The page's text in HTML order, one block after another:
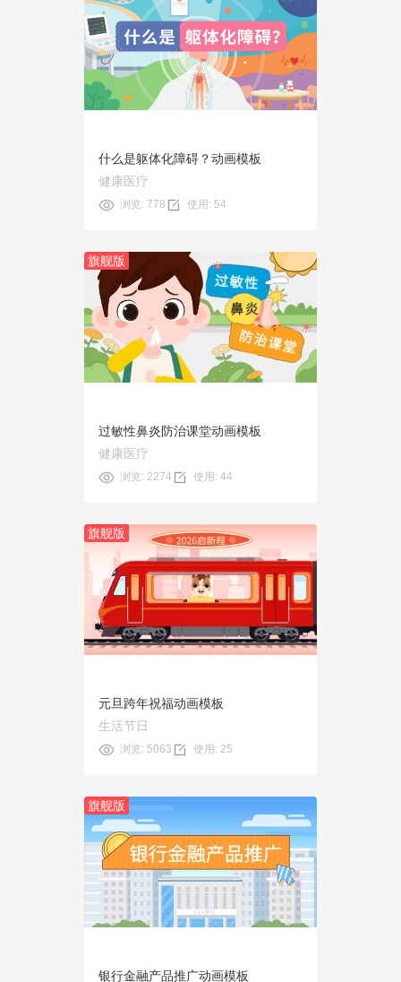
预览
使用
什么是躯体化障碍？动画模板
健康医疗
浏览: 778 使用: 54
旗舰版
预览
使用
过敏性鼻炎防治课堂动画模板
健康医疗
浏览: 2274 使用: 44
旗舰版
预览
元旦跨年祝福动画模板
生活节日
浏览: 5063 使用: 25
旗舰版
预览
使用
银行金融产品推广动画模板